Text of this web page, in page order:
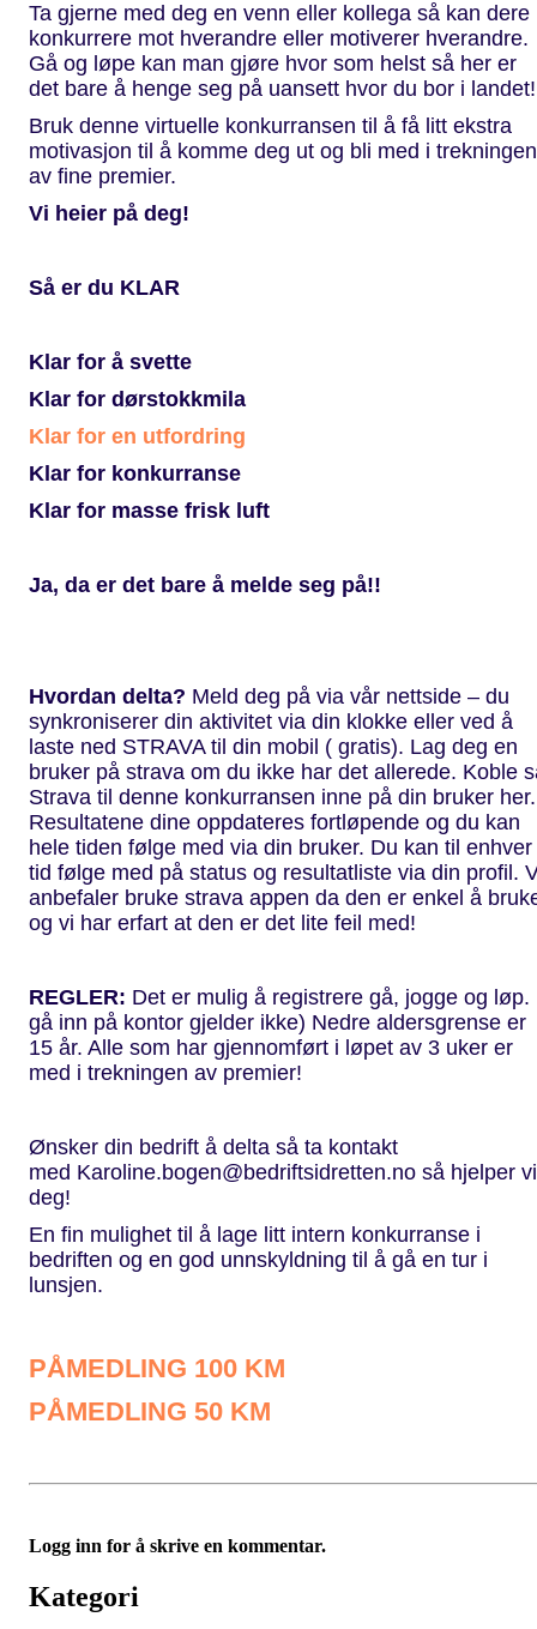
Ta gjerne med deg en venn eller kollega så kan dere
konkurrere mot hverandre eller motiverer hverandre.
Gå og løpe kan man gjøre hvor som helst så her er
det bare å henge seg på uansett hvor du bor i landet!
Bruk denne virtuelle konkurransen til å få litt ekstra
motivasjon til å komme deg ut og bli med i trekningen
av fine premier.
Vi heier på deg!
Så er du KLAR
Klar for å svette
Klar for dørstokkmila
Klar for en utfordring
Klar for konkurranse
Klar for masse frisk luft
Ja, da er det bare å melde seg på!!
Hvordan delta? Meld deg på via vår nettside – du
synkroniserer din aktivitet via din klokke eller ved å
laste ned STRAVA til din mobil ( gratis). Lag deg en
bruker på strava om du ikke har det allerede. Koble
Strava til denne konkurransen inne på din bruker her.
Resultatene dine oppdateres fortløpende og du kan
hele tiden følge med via din bruker. Du kan til enhver
tid følge med på status og resultatliste via din profil.
anbefaler bruke strava appen da den er enkel å
og vi har erfart at den er det lite feil med!
REGLER: Det er mulig å registrere gå, jogge og løp.
gå inn på kontor gjelder ikke) Nedre aldersgrense er
15 år. Alle som har gjennomført i løpet av 3 uker er
med i trekningen av premier!
Ønsker din bedrift å delta så ta kontakt
med Karoline.bogen@bedriftsidretten.no så hjelper vi
deg!
En fin mulighet til å lage litt intern konkurranse i
bedriften og en god unnskyldning til å gå en tur i
lunsjen.
PÅMEDLING 100 KM
PÅMEDLING 50 KM
Logg inn for å skrive en kommentar.
Kategori